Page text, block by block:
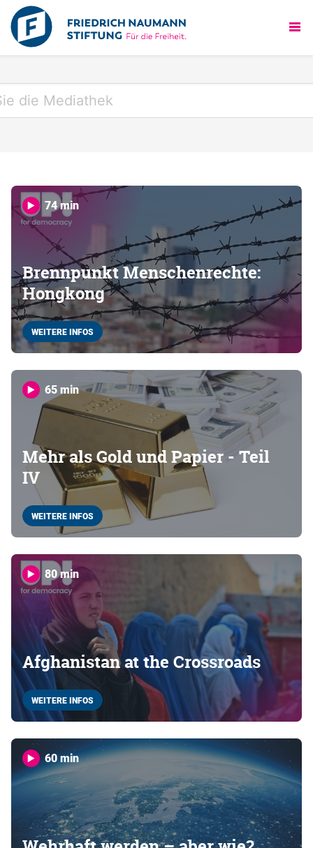
74 min
Brennpunkt Menschenrechte:
Hongkong
WEITERE INFOS
65 min
Mehr als Gold und Papier - Teil
IV
WEITERE INFOS
80 min
Afghanistan at the Crossroads
WEITERE INFOS
60 min